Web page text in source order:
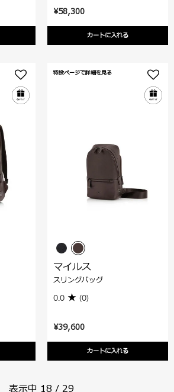
¥58,300
カートに入れる
¥39,600
カートに入れる
特設ページで詳細を見る
マイルス
スリングバッグ
0.0 (0)
表示中 18 / 29